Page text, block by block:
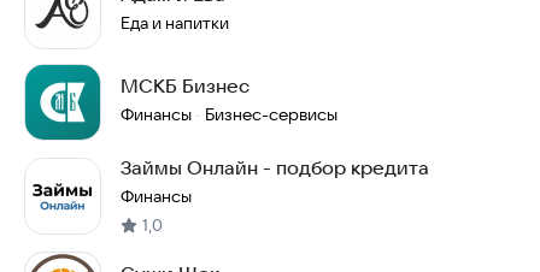
Еда и напитки
МСКБ Бизнес
Финансы · Бизнес-сервисы
Займы Онлайн - подбор кредита
Финансы
1,0